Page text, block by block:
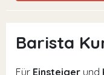
Barista
Für Einsteiger und